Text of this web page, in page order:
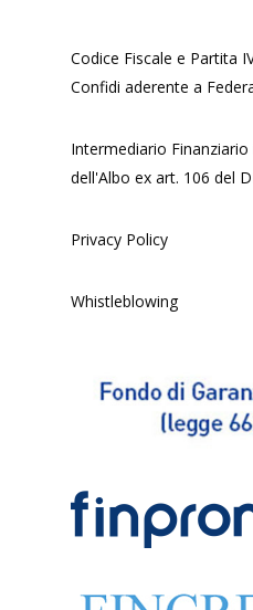
Codice Fiscale e Partita
Confidi aderente a
Intermediario
dell'Albo ex art. 106 del
Privacy Policy
Whistleblowing